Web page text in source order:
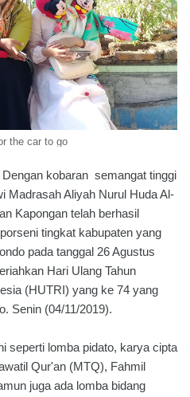
the car to go
Dengan kobaran semangat tinggi
Madrasah Aliyah Nurul Huda Al-
Kapongan telah berhasil
tingkat kabupaten yang
pada tanggal 26 Agustus
Hari Ulang Tahun
(HUTRI) yang ke 74 yang
Senin (04/11/2019).
seperti lomba pidato, karya cipta
Qur'an (MTQ), Fahmil
juga ada lomba bidang